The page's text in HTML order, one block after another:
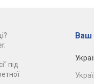
під
Ваш